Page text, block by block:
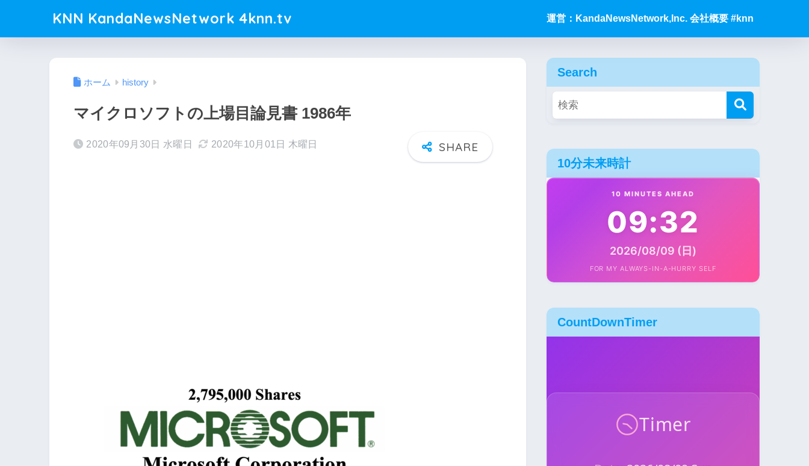
KNN KandaNewsNetwork 4knn.tv 運営：KandaNewsNetwork,Inc. 会社概要 #knn
ホーム history
マイクロソフトの上場目論見書 1986年
2020年09月30日 水曜日 2020年10月01日 木曜日
Search
10分未来時計
10 MINUTES AHEAD
09:32
2026/08/09 (日)
FOR MY ALWAYS-IN-A-HURRY SELF
CountDownTimer